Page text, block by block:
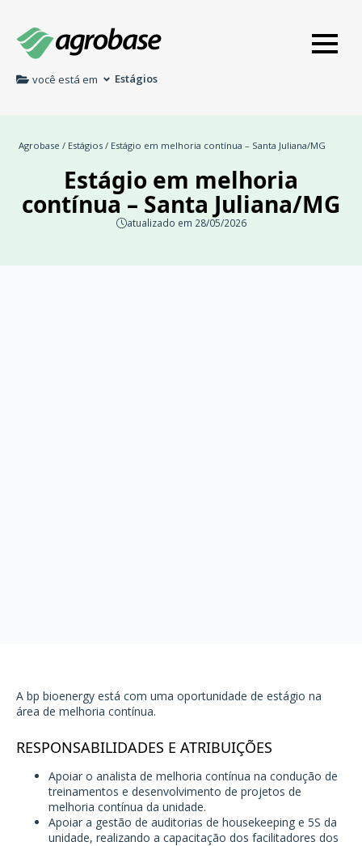
você está em Estágios
Agrobase / Estágios / Estágio em melhoria contínua – Santa Juliana/MG
Estágio em melhoria
contínua – Santa Juliana/MG
atualizado em 28/05/2026
A bp bioenergy está com uma oportunidade de estágio na
área de melhoria contínua.
RESPONSABILIDADES E ATRIBUIÇÕES
Apoiar o analista de melhoria contínua na condução de
treinamentos e desenvolvimento de projetos de
melhoria contínua da unidade.
Apoiar a gestão de auditorias de housekeeping e 5S da
unidade, realizando a capacitação dos facilitadores dos